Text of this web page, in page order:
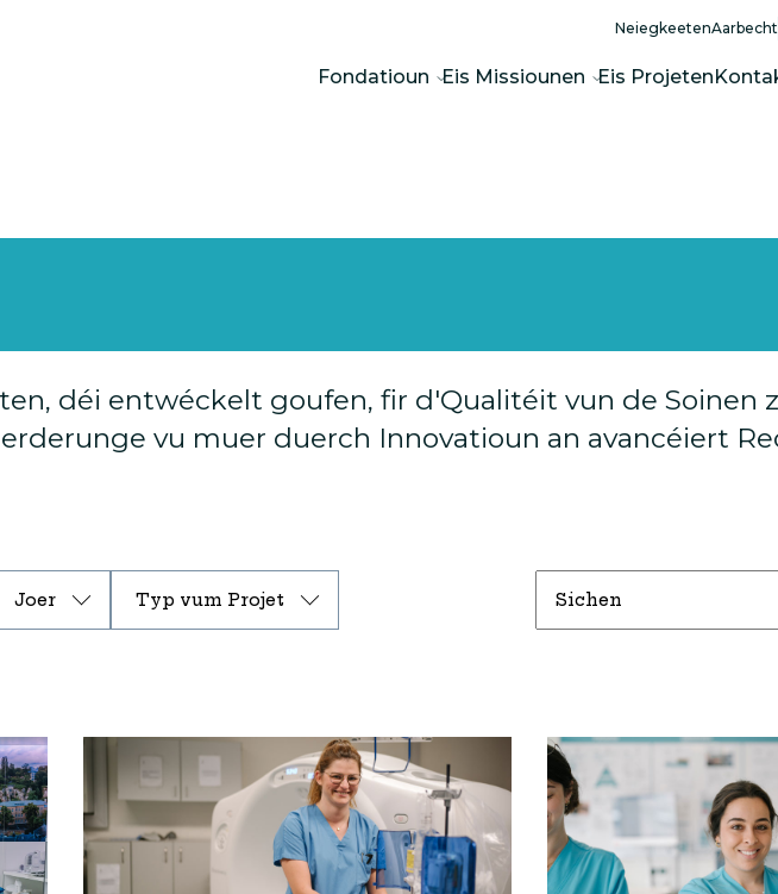
NeiegkeetenAarbecht
Fondatioun Eis Missiounen Eis Projeten
déi entwéckelt goufen, fir d'Qualitéit vun de Soinen
vu muer duerch Innovatioun an avancéiert
Joer Typ vum Projet